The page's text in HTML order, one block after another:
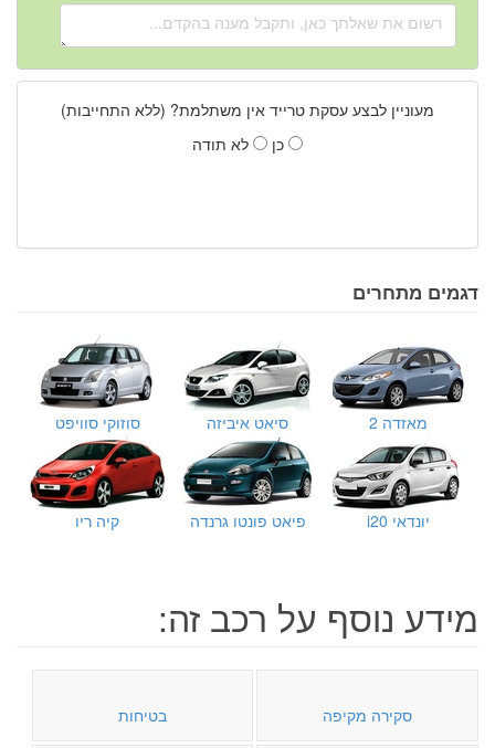
מעוניין לבצע עסקת טרייד אין משתלמת? (ללא התחייבות)
כן
לא תודה
דגמים מתחרים
מאזדה 2 סיאט איביזה סוזוקי סוויפט
יונדאי i20 פיאט פונטו גרנדה קיה ריו
מידע נוסף על רכב זה:
סקירה מקיפה בטיחות